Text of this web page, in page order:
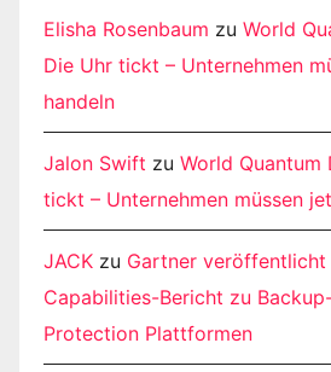
Elisha Rosenbaum zu World
Die Uhr tickt – Unternehmen
handeln
Jalon Swift zu World Quantum
tickt – Unternehmen müssen
JACK zu Gartner
Capabilities-Bericht zu
Protection Plattformen